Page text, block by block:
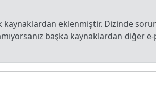
eklenmiştir. Dizinde
başka kaynaklardan diğer